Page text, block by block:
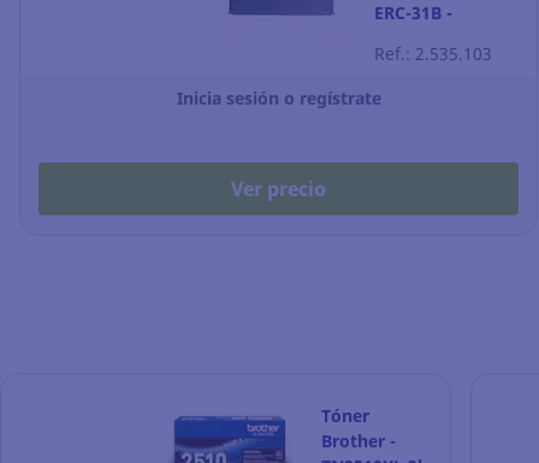
ERC-31B -
negro
Ref.: 2.535.103
Inicia sesión o regístrate
Ver precio
Tóner
Brother -